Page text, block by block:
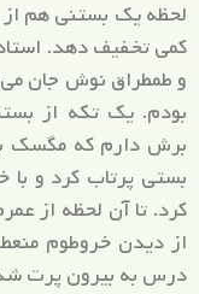
لحظه یک بستنی هم از
کمی تخفیف دهد.
و طمطراق نوش جان
بودم. یک تکه از
برش دارم که مگسک
بستی پرتاب کرد و
کرد. تا آن لحظه از
از دیدن خروطوم
درس به بیرون پرت